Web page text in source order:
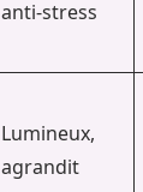
anti-stress
Lumineux,
agrandit